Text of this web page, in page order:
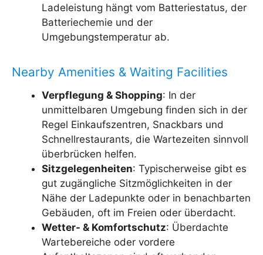
Ladeleistung hängt vom Batteriestatus, der
Batteriechemie und der
Umgebungstemperatur ab.
Nearby Amenities & Waiting Facilities
Verpflegung & Shopping: In der
unmittelbaren Umgebung finden sich in der
Regel Einkaufszentren, Snackbars und
Schnellrestaurants, die Wartezeiten sinnvoll
überbrücken helfen.
Sitzgelegenheiten: Typischerweise gibt es
gut zugängliche Sitzmöglichkeiten in der
Nähe der Ladepunkte oder in benachbarten
Gebäuden, oft im Freien oder überdacht.
Wetter- & Komfortschutz: Überdachte
Wartebereiche oder vordere